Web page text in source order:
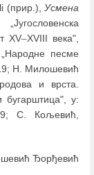
(прир.), Усмена
XV–XVIII века",
песме
Н. Милошевић
и врста.
бугарштица", у:
С. Кољевић,
Ђорђевић